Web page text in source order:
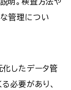
管理につい
化したデータ管
必要があり、